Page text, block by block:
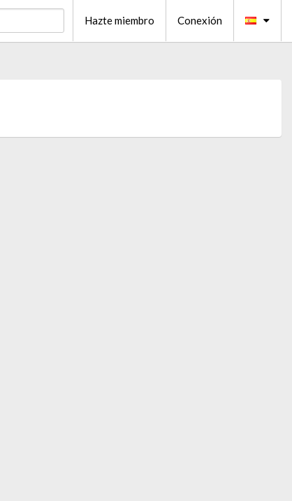
Hazte miembro Conexión